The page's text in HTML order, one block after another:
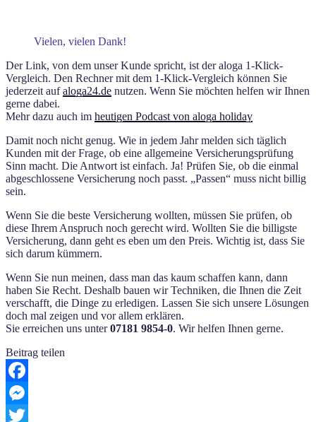
Vielen, vielen Dank!
Der Link, von dem unser Kunde spricht, ist der aloga 1-Klick-
Vergleich. Den Rechner mit dem 1-Klick-Vergleich können Sie
jederzeit aufaloga24.de nutzen. Wenn Sie möchten helfen wir Ihnen
gerne dabei.
Mehr dazu auch im heutigen Podcast von aloga holiday
Damit noch nicht genug. Wie in jedem Jahr melden sich täglich
Kunden mit der Frage, ob eine allgemeine Versicherungsprüfung
Sinn macht. Die Antwort ist einfach. Ja! Prüfen Sie, ob die einmal
abgeschlossene Versicherung noch passt. „Passen“ muss nicht billig
sein.
Wenn Sie die beste Versicherung wollten, müssen Sie prüfen, ob
diese Ihrem Anspruch noch gerecht wird. Wollten Sie die billigste
Versicherung, dann geht es eben um den Preis. Wichtig ist, dass Sie
sich darum kümmern.
Wenn Sie nun meinen, dass man das kaum schaffen kann, dann
haben Sie Recht. Deshalb bauen wir Techniken, die Ihnen die Zeit
verschafft, die Dinge zu erledigen. Lassen Sie sich unsere Lösungen
doch mal zeigen und vor allem erklären.
Sie erreichen uns unter07181 9854-0. Wir helfen Ihnen gerne.
Beitrag teilen
Facebook
Messenger